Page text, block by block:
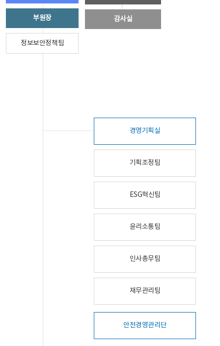
부원장
정보보안정책팀
감사실
경영기획실
기획조정팀
ESG혁신팀
윤리소통팀
인사총무팀
재무관리팀
안전경영관리단